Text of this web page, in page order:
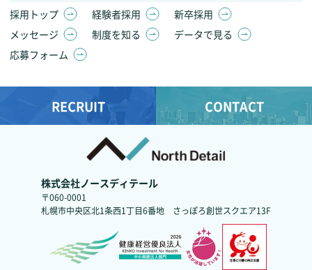
採用トップ 経験者採用
新卒採用
メッセージ
制度を知る
データで見る
応募フォーム
RECRUIT CONTACT
株式会社ノースディテール
〒060-0001
札幌市中央区北1条西1丁目6番地
さっぽろ創世スクエア13F